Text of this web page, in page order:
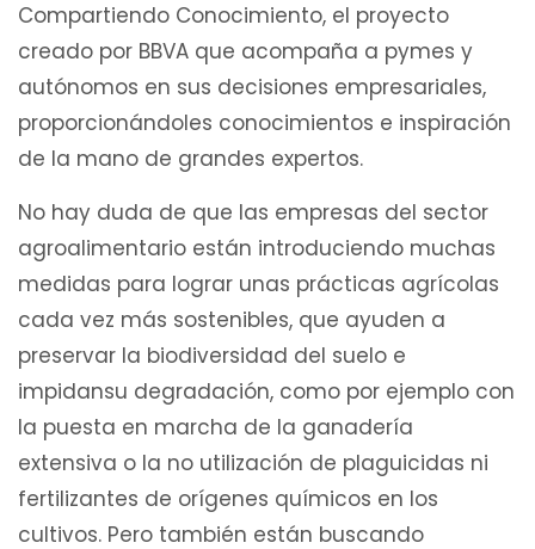
Compartiendo Conocimiento, el proyecto
creado por BBVA que acompaña a pymes y
autónomos en sus decisiones empresariales,
proporcionándoles conocimientos e inspiración
de la mano de grandes expertos.
No hay duda de que las empresas del sector
agroalimentario están introduciendo muchas
medidas para lograr unas prácticas agrícolas
cada vez más sostenibles, que ayuden a
preservar la biodiversidad del suelo e
impidansu degradación, como por ejemplo con
la puesta en marcha de la ganadería
extensiva o la no utilización de plaguicidas ni
fertilizantes de orígenes químicos en los
cultivos. Pero también están buscando